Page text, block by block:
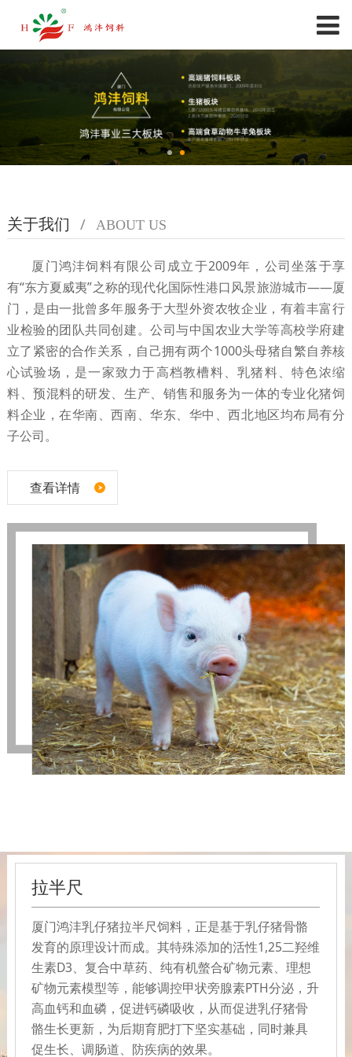
关于我们 / ABOUT US
厦门鸿沣饲料有限公司成立于2009年，公司坐落于享
有“东方夏威夷”之称的现代化国际性港口风景旅游城市——厦
门，是由一批曾多年服务于大型外资农牧企业，有着丰富行
业检验的团队共同创建。公司与中国农业大学等高校学府建
立了紧密的合作关系，自己拥有两个1000头母猪自繁自养核
心试验场，是一家致力于高档教槽料、乳猪料、特色浓缩
料、预混料的研发、生产、销售和服务为一体的专业化猪饲
料企业，在华南、西南、华东、华中、西北地区均布局有分
子公司。
查看详情
拉半尺
厦门鸿沣乳仔猪拉半尺饲料，正是基于乳仔猪骨骼
发育的原理设计而成。其特殊添加的活性1,25二羟维
生素D3、复合中草药、纯有机螫合矿物元素、理想
矿物元素模型等，能够调控甲状旁腺素PTH分泌，升
高血钙和血磷，促进钙磷吸收，从而促进乳仔猪骨
骼生长更新，为后期育肥打下坚实基础，同时兼具
促生长、调肠道、防疾病的效果。